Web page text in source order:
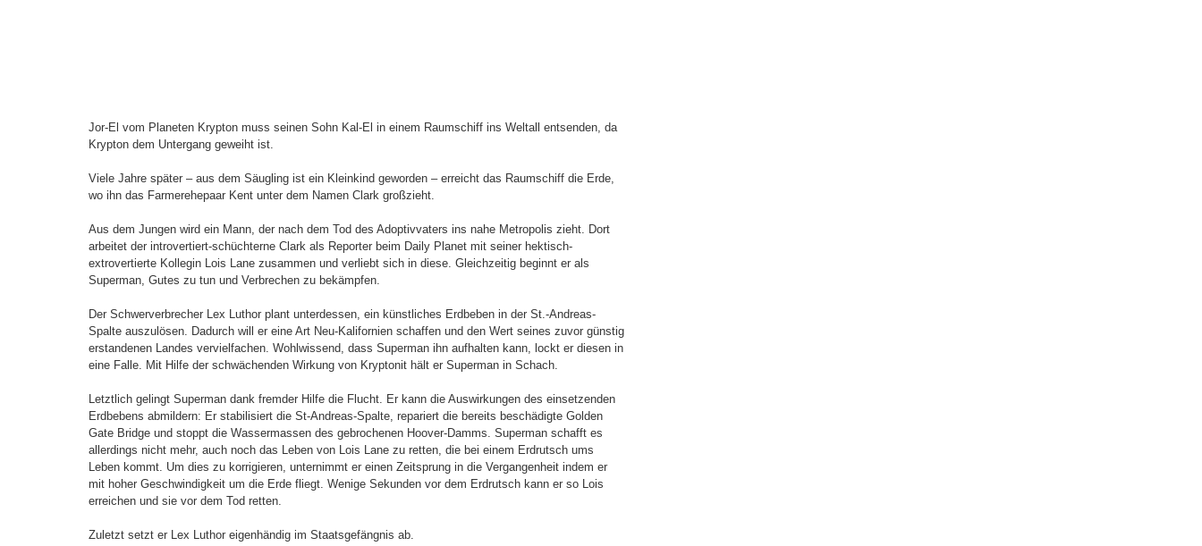
Jor-El vom Planeten Krypton muss seinen Sohn Kal-El in einem Raumschiff ins Weltall entsenden, da
Krypton dem Untergang geweiht ist.
Viele Jahre später – aus dem Säugling ist ein Kleinkind geworden – erreicht das Raumschiff die Erde,
wo ihn das Farmerehepaar Kent unter dem Namen Clark großzieht.
Aus dem Jungen wird ein Mann, der nach dem Tod des Adoptivvaters ins nahe Metropolis zieht. Dort
arbeitet der introvertiert-schüchterne Clark als Reporter beim Daily Planet mit seiner hektisch-
extrovertierte Kollegin Lois Lane zusammen und verliebt sich in diese. Gleichzeitig beginnt er als
Superman, Gutes zu tun und Verbrechen zu bekämpfen.
Der Schwerverbrecher Lex Luthor plant unterdessen, ein künstliches Erdbeben in der St.-Andreas-
Spalte auszulösen. Dadurch will er eine Art Neu-Kalifornien schaffen und den Wert seines zuvor günstig
erstandenen Landes vervielfachen. Wohlwissend, dass Superman ihn aufhalten kann, lockt er diesen in
eine Falle. Mit Hilfe der schwächenden Wirkung von Kryptonit hält er Superman in Schach.
Letztlich gelingt Superman dank fremder Hilfe die Flucht. Er kann die Auswirkungen des einsetzenden
Erdbebens abmildern: Er stabilisiert die St-Andreas-Spalte, repariert die bereits beschädigte Golden
Gate Bridge und stoppt die Wassermassen des gebrochenen Hoover-Damms. Superman schafft es
allerdings nicht mehr, auch noch das Leben von Lois Lane zu retten, die bei einem Erdrutsch ums
Leben kommt. Um dies zu korrigieren, unternimmt er einen Zeitsprung in die Vergangenheit indem er
mit hoher Geschwindigkeit um die Erde fliegt. Wenige Sekunden vor dem Erdrutsch kann er so Lois
erreichen und sie vor dem Tod retten.
Zuletzt setzt er Lex Luthor eigenhändig im Staatsgefängnis ab.